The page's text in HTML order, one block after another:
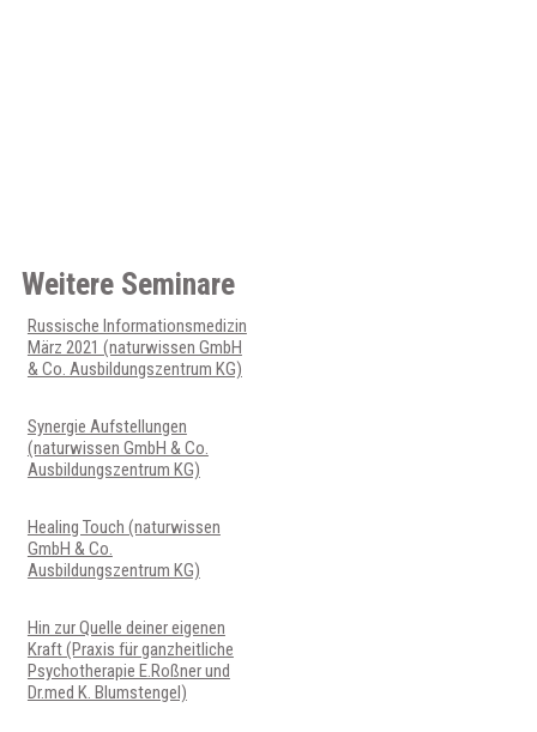
Weitere Seminare
Russische Informationsmedizin
März 2021 (naturwissen GmbH
& Co. Ausbildungszentrum KG)
Synergie Aufstellungen
(naturwissen GmbH & Co.
Ausbildungszentrum KG)
Healing Touch (naturwissen
GmbH & Co.
Ausbildungszentrum KG)
Hin zur Quelle deiner eigenen
Kraft (Praxis für ganzheitliche
Psychotherapie E.Roßner und
Dr.med K. Blumstengel)